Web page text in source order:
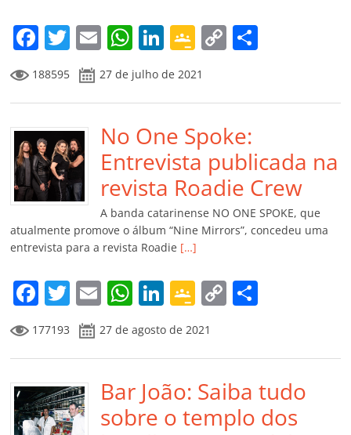
m
F
a
c
e
b
o
o
k
T
w
itt
er
E
m
ai
l
W
h
at
s
A
p
p
Li
n
k
e
dI
n
G
o
o
gl
e
Cl
a
ss
ro
o
m
C
y
Li
n
k
p
til
h
ar
188595 27 de julho de 2021
No One Spoke:
Entrevista publicada na
revista Roadie Crew
A banda catarinense NO ONE SPOKE, que
atualmente promove o álbum “Nine Mirrors”, concedeu uma
entrevista para a revista Roadie […]
F
a
c
e
b
o
T
w
itt
er
E
m
ai
l
W
at
s
A
p
Li
n
k
e
dI
n
G
o
o
gl
e
Cl
C
y
Li
n
p
ar
til
177193 27 de agosto de 2021
Bar João: Saiba tudo
sobre o templo dos